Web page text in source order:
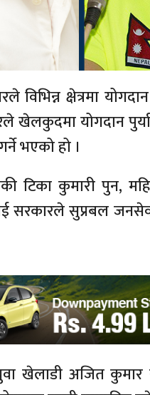
क्षेत्रमा
योगदान
भएको हो ।
टिका कुमारी पुन,
सुप्रबल
खेलाडी अजित कुमार